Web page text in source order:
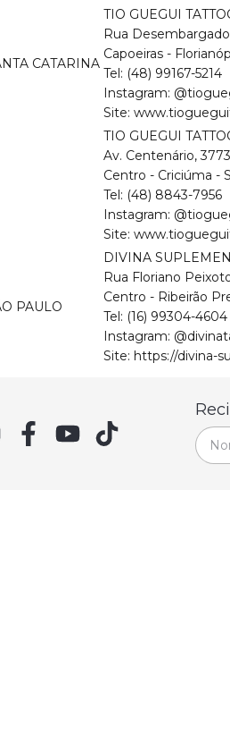
CATARINA
TIO GUEGUI
Rua
Capoeiras -
Tel: (48) 99167-5214
Instagram:
Site:
TIO GUEGUI
Av. Centenário,
Centro - Criciúma -
Tel: (48) 8843-7956
Instagram:
Site:
PAULO
DIVINA
Rua Floriano
Centro - Ribeirão
Tel: (16) 99304-4604
Instagram:
Site: https://divina-